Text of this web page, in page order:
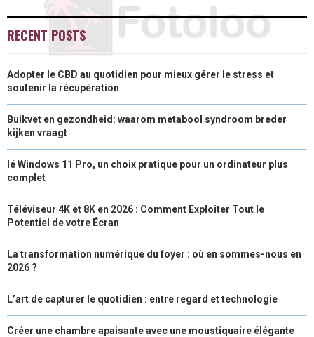
RECENT POSTS
Adopter le CBD au quotidien pour mieux gérer le stress et
soutenir la récupération
Buikvet en gezondheid: waarom metabool syndroom breder
kijken vraagt
lé Windows 11 Pro, un choix pratique pour un ordinateur plus
complet
Téléviseur 4K et 8K en 2026 : Comment Exploiter Tout le
Potentiel de votre Écran
La transformation numérique du foyer : où en sommes-nous en
2026 ?
L’art de capturer le quotidien : entre regard et technologie
Créer une chambre apaisante avec une moustiquaire élégante